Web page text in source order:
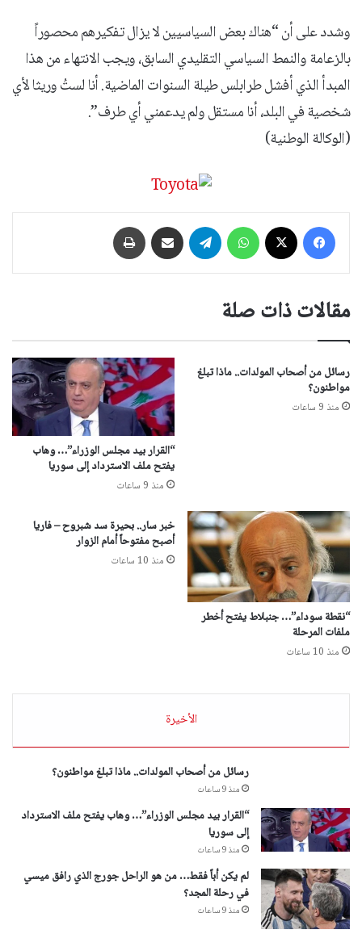
‏وشدد على أن “هناك بعض السياسيين لا يزال تفكيرهم محصوراً
بالزعامة والنمط السياسي التقليدي السابق، ويجب الانتهاء من هذا
المبدأ الذي أفشل طرابلس‬⁩ طيلة السنوات الماضية. أنا لستُ وريثا لأي
شخصية في البلد، أنا مستقل ولم يدعمني أي طرف”.
(الوكالة الوطنية)
فيسبوك واتساب تيلقرام مشاركة عبر البريد
مقالات ذات صلة
رسائل من أصحاب المولدات.. ماذا تبلغ
مواطنون؟
منذ 9 ساعات
“القرار بيد مجلس الوزراء”… وهاب
يفتح ملف الاسترداد إلى سوريا
منذ 9 ساعات
“نقطة سوداء”… جنبلاط يفتح أخطر
ملفات المرحلة
منذ 10 ساعات
خبر سار.. بحيرة سد شبروح – فاريا
أصبح مفتوحاً أمام الزوار
منذ 10 ساعات
الأخيرة
رسائل من أصحاب المولدات.. ماذا تبلغ مواطنون؟
منذ 9 ساعات
“القرار بيد مجلس الوزراء”… وهاب يفتح ملف الاسترداد
إلى سوريا
منذ 9 ساعات
لم يكن أباً فقط… من هو الراحل جورج الذي رافق ميسي
في رحلة المجد؟
منذ 9 ساعات